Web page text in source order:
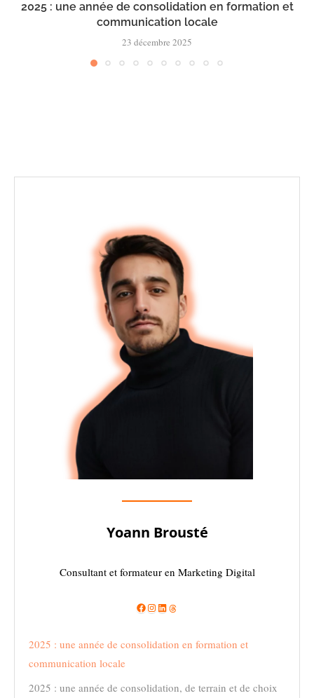
2025 : une année de consolidation en formation et
communication locale
23 décembre 2025
Yoann Brousté
Consultant et formateur en Marketing Digital
2025 : une année de consolidation en formation et
communication locale
2025 : une année de consolidation, de terrain et de choix